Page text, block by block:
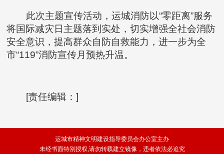
此次主题宣传活动，运城消防以“零距离”服务
将国际减灾日主题落到实处，切实增强全社会消防
安全意识，提高群众自防自救能力，进一步为全
市“119”消防宣传月预热升温。
[责任编辑：]
运城市精神文明建设指导委员会办公室主办
未经书面特别授权,请勿转载建立镜像，违者依法必追究